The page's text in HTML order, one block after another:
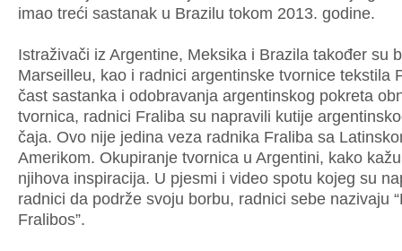
imao treći sastanak u Brazilu tokom 2013. godine.
Istraživači iz Argentine, Meksika i Brazila također su
Marseilleu, kao i radnici argentinske tvornice tekstila
čast sastanka i odobravanja argentinskog pokreta
tvornica, radnici Fraliba su napravili kutije
čaja. Ovo nije jedina veza radnika Fraliba sa
Amerikom. Okupiranje tvornica u Argentini, kako
njihova inspiracija. U pjesmi i video spotu kojeg su
radnici da podrže svoju borbu, radnici sebe nazivaju
Fralibos”.